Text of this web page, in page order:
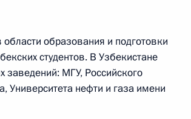
Флота
образования и подготовки
студентов. В Узбекистане
заведений: МГУ, Российского
Университета нефти и газа имени